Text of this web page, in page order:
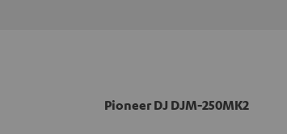
Pioneer DJ DJM-250MK2